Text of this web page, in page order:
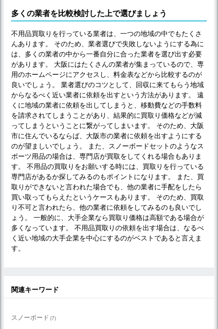
多くの業者を比較検討した上で選びましょう
不用品買取りを行っている業者は、一つの地域の中でもたくさ
んあります。 そのため、業者選びで失敗しないようにする為に
は、多くの業者の中から一番自分に合った業者を選び出す必要
があります。 大阪にはたくさんの業者が集まっているので、専
用のホームページにアクセスし、料金表などから比較するのが
良いでしょう。 業者選びのコツとして、回収に来てもらう地域
からなるべく近い業者に依頼を出すという方法があります。 遠
くに地域の業者に依頼を出してしまうと、移動費などの手数料
を請求されてしまうことがあり、結果的に買取り価格などが減
ってしまうということに繋がってしまいます。 そのため、大阪
市に住んでいるならば、大阪市の業者に依頼を出すようにする
のが望ましいでしょう。 また、スノーボードセットのようなス
ポーツ用品の場合は、専門店が買取をしてくれる場合もありま
す。 不用品の買取りをお願いする時には、買取りを行っている
専門店があるか探してみるのもポイントになります。 また、買
取りができないと言われた場合でも、他の業者に手配をしたら
買い取ってもらえたというケースもあります。 そのため、買取
り不可と言われたら、他の業者に依頼をしてみるのも良いでし
ょう。 一般的に、大手企業なら買取り価格は高額である場合が
多くなっています。 不用品買取りの依頼を出す場合は、なるべ
く近い地域の大手企業を中心にするのがベストであると言えま
す。
関連キーワード
スノーボード (7)